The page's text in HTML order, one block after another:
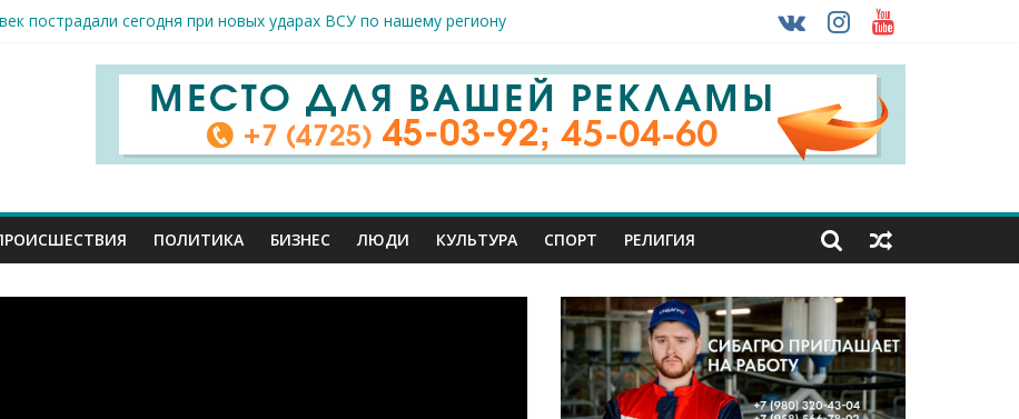
пострадали сегодня при новых ударах ВСУ по нашему региону
принимают поздравления с профессиональным праздником
спорта и достижений: в Старом Осколе отметили День физкультурника
арт-мастерская открылась в Старом Осколе
ПОЛИТИКА БИЗНЕС ЛЮДИ КУЛЬТУРА СПОРТ РЕЛИГИЯ